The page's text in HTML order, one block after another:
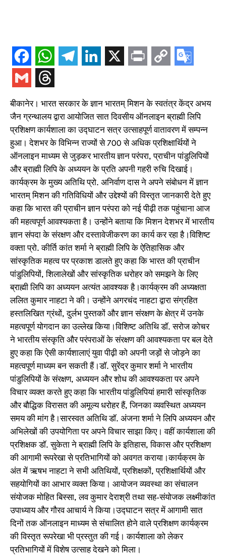
बीकानेर। भारत सरकार के ज्ञान भारतम् मिशन के स्वतंत्र केंद्र अभय
जैन ग्रन्थालय द्वारा आयोजित सात दिवसीय ऑनलाइन ब्राह्मी लिपि
प्रशिक्षण कार्यशाला का उद्घाटन सत्र उत्साहपूर्ण वातावरण में सम्पन्न
हुआ। देशभर के विभिन्न राज्यों से 700 से अधिक प्रशिक्षार्थियों ने
ऑनलाइन माध्यम से जुड़कर भारतीय ज्ञान परंपरा, प्राचीन पांडुलिपियों
और ब्राह्मी लिपि के अध्ययन के प्रति अपनी गहरी रुचि दिखाई।
कार्यक्रम के मुख्य अतिथि प्रो. अनिर्वाण दास ने अपने संबोधन में ज्ञान
भारतम् मिशन की गतिविधियों और उद्देश्यों की विस्तृत जानकारी देते हुए
कहा कि भारत की प्राचीन ज्ञान परंपरा को नई पीढ़ी तक पहुंचाना आज
की महत्वपूर्ण आवश्यकता है। उन्होंने बताया कि मिशन देशभर में भारतीय
ज्ञान संपदा के संरक्षण और दस्तावेजीकरण का कार्य कर रहा है।विशिष्ट
वक्ता प्रो. कीर्ति कांत शर्मा ने ब्राह्मी लिपि के ऐतिहासिक और
सांस्कृतिक महत्व पर प्रकाश डालते हुए कहा कि भारत की प्राचीन
पांडुलिपियों, शिलालेखों और सांस्कृतिक धरोहर को समझने के लिए
ब्राह्मी लिपि का अध्ययन अत्यंत आवश्यक है।कार्यक्रम की अध्यक्षता
ललित कुमार नाहटा ने की। उन्होंने अगरचंद नाहटा द्वारा संग्रहित
हस्तलिखित ग्रंथों, दुर्लभ पुस्तकों और ज्ञान संरक्षण के क्षेत्र में उनके
महत्वपूर्ण योगदान का उल्लेख किया।विशिष्ट अतिथि डॉ. सरोज कोचर
ने भारतीय संस्कृति और परंपराओं के संरक्षण की आवश्यकता पर बल देते
हुए कहा कि ऐसी कार्यशालाएं युवा पीढ़ी को अपनी जड़ों से जोड़ने का
महत्वपूर्ण माध्यम बन सकती हैं।डॉ. सुरेंद्र कुमार शर्मा ने भारतीय
पांडुलिपियों के संरक्षण, अध्ययन और शोध की आवश्यकता पर अपने
विचार व्यक्त करते हुए कहा कि भारतीय पांडुलिपियां हमारी सांस्कृतिक
और बौद्धिक विरासत की अमूल्य धरोहर हैं, जिनका व्यवस्थित अध्ययन
समय की मांग है।सारस्वत अतिथि डॉ. अंजना शर्मा ने लिपि अध्ययन और
अभिलेखों की उपयोगिता पर अपने विचार साझा किए। वहीं कार्यशाला की
प्रशिक्षक डॉ. सुकेता ने ब्राह्मी लिपि के इतिहास, विकास और प्रशिक्षण
की आगामी रूपरेखा से प्रतिभागियों को अवगत कराया।कार्यक्रम के
अंत में ऋषभ नाहटा ने सभी अतिथियों, प्रशिक्षकों, प्रशिक्षार्थियों और
सहयोगियों का आभार व्यक्त किया। आयोजन व्यवस्था का संचालन
संयोजक मोहित बिस्सा, लव कुमार देराश्री तथा सह-संयोजक लक्ष्मीकांत
उपाध्याय और गौरव आचार्य ने किया।उद्घाटन सत्र में आगामी सात
दिनों तक ऑनलाइन माध्यम से संचालित होने वाले प्रशिक्षण कार्यक्रम
की विस्तृत रूपरेखा भी प्रस्तुत की गई। कार्यशाला को लेकर
प्रतिभागियों में विशेष उत्साह देखने को मिला।